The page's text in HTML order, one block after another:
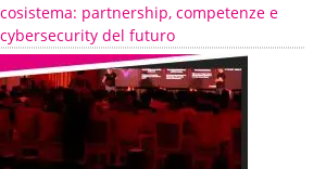
partnership, competenze e
del futuro